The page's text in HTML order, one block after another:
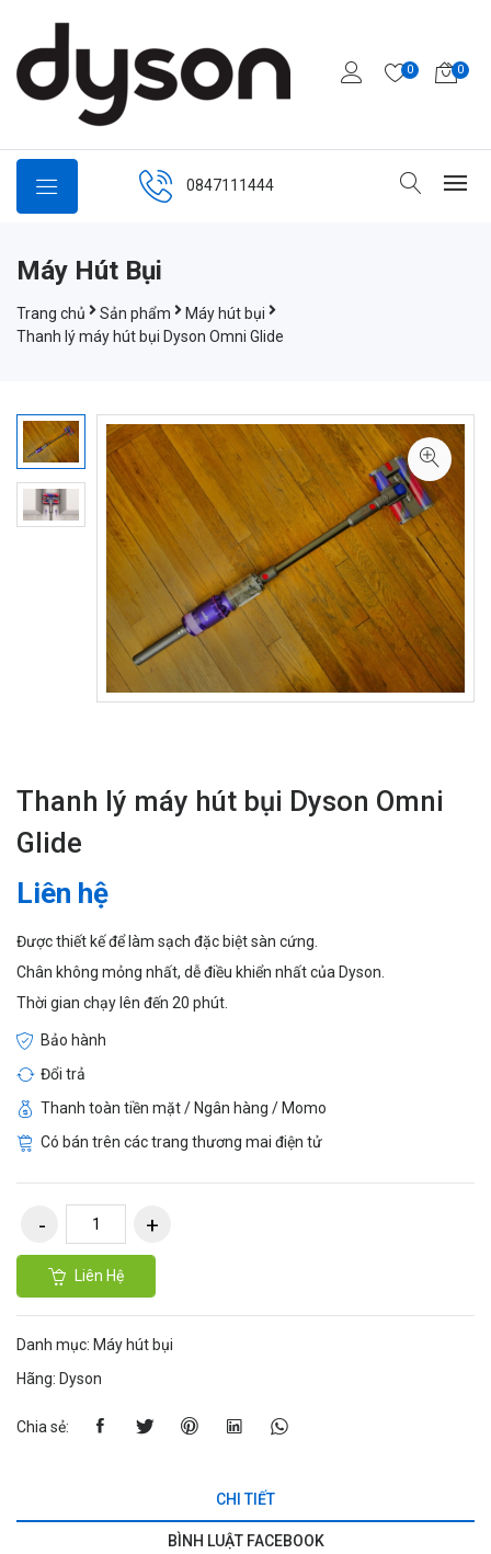
0 0
0847111444
Máy Hút Bụi
Trang chủ Sản phẩm
Máy hút bụi
Thanh lý máy hút bụi Dyson Omni Glide
Thanh lý máy hút bụi Dyson Omni
Glide
Liên hệ
Được thiết kế để làm sạch đặc biệt sàn cứng.
Chân không mỏng nhất, dễ điều khiển nhất của Dyson.
Thời gian chạy lên đến 20 phút.
Bảo hành
Đổi trả
Thanh toàn tiền mặt / Ngân hàng / Momo
Có bán trên các trang thương mai điện tử
Liên Hệ
Danh mục: Máy hút bụi
Hãng: Dyson
Chia sẻ:
CHI TIẾT
BÌNH LUẬT FACEBOOK